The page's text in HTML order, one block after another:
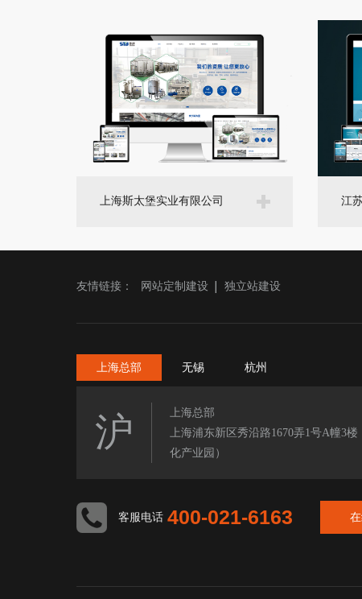
上海斯太堡实业有限公司 江
友情链接： 网站定制建设 独立站建设
上海总部 无锡 杭州
沪
上海总部
上海浦东新区秀沿路1670弄1号A幢3楼
化产业园）
客服电话 400-021-6163